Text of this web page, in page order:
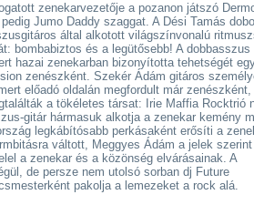
zenekarvezetője a pozanon játszó
Jumo Daddy szaggat. A Dési Tamás
által alkotott világszínvonalú
bombabiztos és a legütősebb! A dobbasszus
hazai zenekarban bizonyította tehetségét
zenészként. Szekér Ádám gitáros
előadó oldalán megfordult már zenészként,
a tökéletes társat: Irie Maffia Rocktrió
gitár hármasuk alkotja a zenekar kemény
legkábítósabb perkásaként erősíti a
váltott, Meggyes Ádám a jelek szerint
a zenekar és a közönség elvárásainak. A
de persze nem utolsó sorban dj Future
pakolja a lemezeket a rock alá.